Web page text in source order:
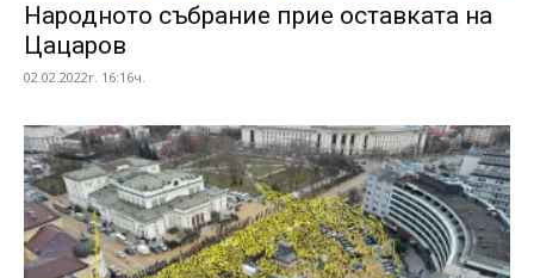
Народното събрание прие оставката на
Цацаров
02.02.2022г. 16:16ч.